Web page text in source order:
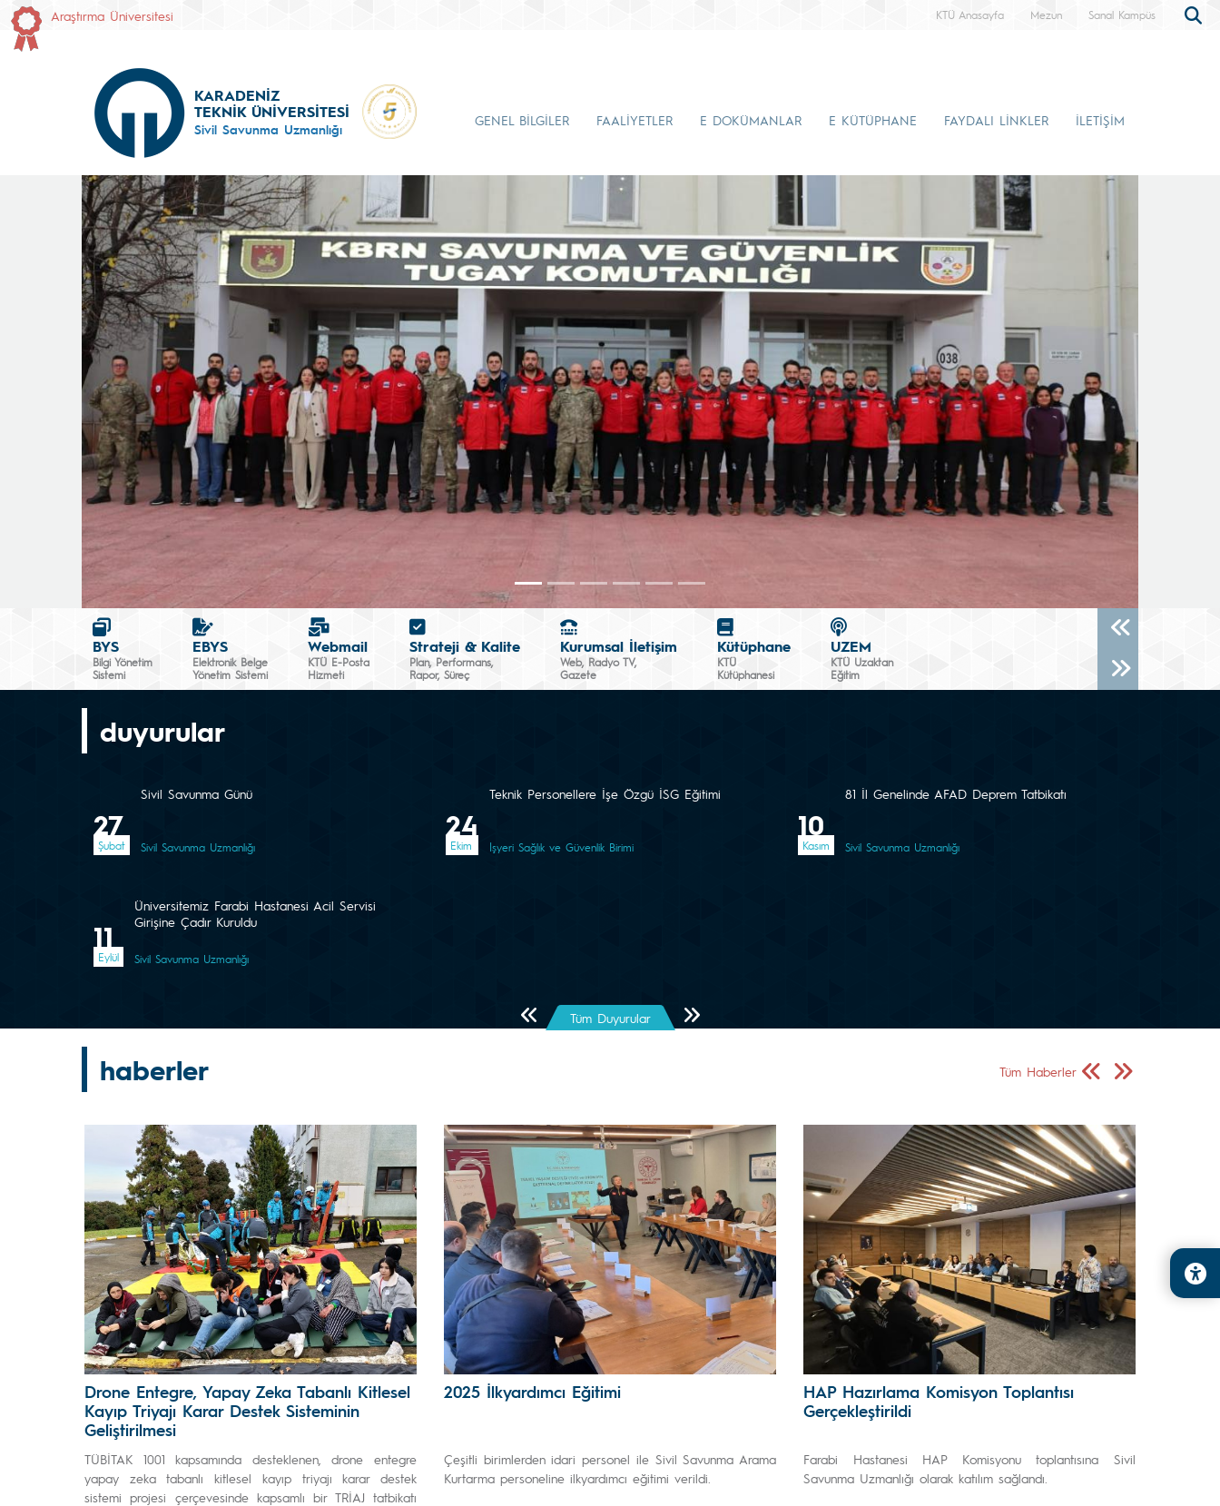
Araştırma Üniversitesi KTÜ Anasayfa Mezun Sanal Kampüs
KARADENİZ
TEKNİK ÜNİVERSİTESİ
Sivil Savunma Uzmanlığı
GENEL BİLGİLER FAALİYETLER E DOKÜMANLAR E KÜTÜPHANE FAYDALI LİNKLER İLETİŞİM
BYS
Bilgi Yönetim
Sistemi
EBYS
Elektronik Belge
Yönetim Sistemi
Webmail
KTÜ E-Posta
Hizmeti
Strateji & Kalite
Plan, Performans,
Rapor, Süreç
Kurumsal İletişim
Web, Radyo TV,
Gazete
Kütüphane
KTÜ
Kütüphanesi
UZEM
KTÜ Uzaktan
Eğitim
duyurular
27
Şubat
Sivil Savunma Günü
Sivil Savunma Uzmanlığı
24
Ekim
Teknik Personellere İşe Özgü İSG Eğitimi
İşyeri Sağlık ve Güvenlik Birimi
10
Kasım
81 İl Genelinde AFAD Deprem Tatbikatı
Sivil Savunma Uzmanlığı
11
Eylül
Üniversitemiz Farabi Hastanesi Acil Servisi
Girişine Çadır Kuruldu
Sivil Savunma Uzmanlığı
Önceki SayfaTüm Duyurular Sonraki Sayfa
haberler Tüm Haberler
Önceki Sayfa
Sonraki Sayfa
Drone Entegre, Yapay Zeka Tabanlı Kitlesel
Kayıp Triyajı Karar Destek Sisteminin
Geliştirilmesi
TÜBİTAK 1001 kapsamında desteklenen, drone entegre
yapay zeka tabanlı kitlesel kayıp triyajı karar destek
sistemi projesi çerçevesinde kapsamlı bir TRİAJ tatbikatı
2025 İlkyardımcı Eğitimi
Çeşitli birimlerden idari personel ile Sivil Savunma Arama
Kurtarma personeline ilkyardımcı eğitimi verildi.
HAP Hazırlama Komisyon Toplantısı
Gerçekleştirildi
Farabi Hastanesi HAP Komisyonu toplantısına Sivil
Savunma Uzmanlığı olarak katılım sağlandı.